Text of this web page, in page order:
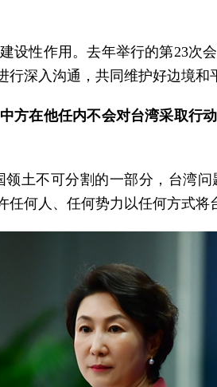
设性作用。去年举行的第23次
深入沟通，共同维护好边境和
方在他任内不会对台湾采取行
土不可分割的一部分，台湾
何人、任何势力以任何方式将